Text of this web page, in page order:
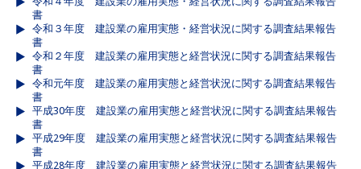
書
令和３年度 建設業の雇用実態・経営状況に関する調査結果報告
書
令和２年度 建設業の雇用実態と経営状況に関する調査結果報告
書
令和元年度 建設業の雇用実態と経営状況に関する調査結果報告
書
平成30年度 建設業の雇用実態と経営状況に関する調査結果報告
書
平成29年度 建設業の雇用実態と経営状況に関する調査結果報告
書
平成28年度 建設業の雇用実態と経営状況に関する調査結果報告